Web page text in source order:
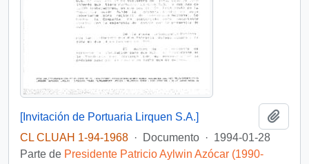
[Invitación de Portuaria Lirquen S.A.]
CL CLUAH 1-94-1968 · Documento · 1994-01-28
Parte de Presidente Patricio Aylwin Azócar (1990-